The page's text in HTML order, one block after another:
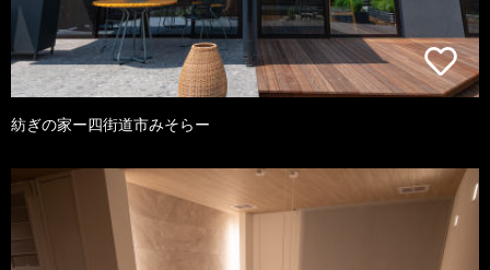
紡ぎの家ー四街道市みそらー